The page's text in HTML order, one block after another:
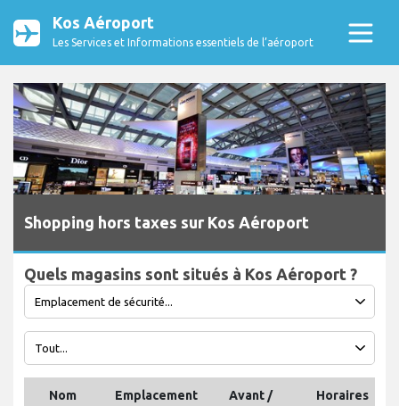
Kos Aéroport
Les Services et Informations essentiels de l’aéroport
Shopping hors taxes sur Kos Aéroport
Quels magasins sont situés à Kos Aéroport ?
Nom Emplacement
Avant /
Horaires